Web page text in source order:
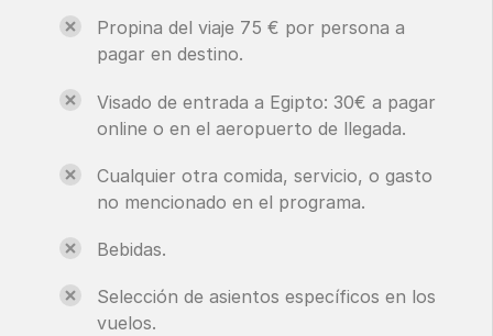
Propina del viaje 75 € por persona a
pagar en destino.
Visado de entrada a Egipto: 30€ a pagar
online o en el aeropuerto de llegada.
Cualquier otra comida, servicio, o gasto
no mencionado en el programa.
Bebidas.
Selección de asientos específicos en los
vuelos.